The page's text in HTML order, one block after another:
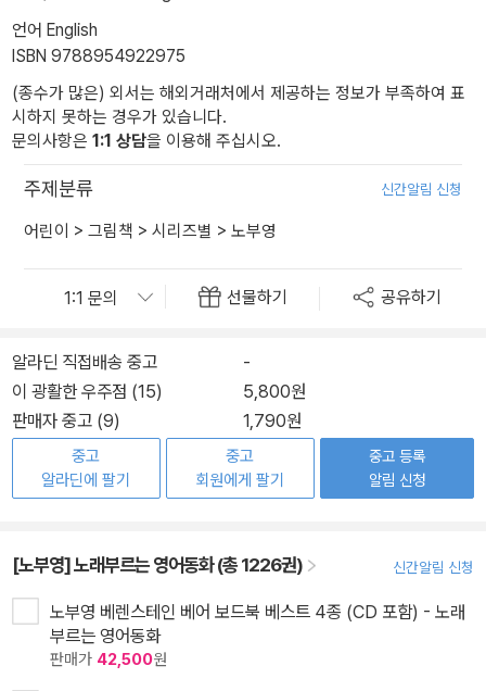
언어 English
ISBN 9788954922975
(종수가 많은) 외서는 해외거래처에서 제공하는 정보가 부족하여 표
시하지 못하는 경우가 있습니다.
문의사항은 1:1 상담을 이용해 주십시오.
주제분류 신간알림 신청
어린이 > 그림책 > 시리즈별 > 노부영
선물하기 공유하기
알라딘 직접배송 중고
-
이 광활한 우주점 (15)
5,800원
판매자 중고 (9)
1,790원
중고
알라딘에 팔기
중고
회원에게 팔기
중고 등록
알림 신청
[노부영] 노래부르는 영어동화 (총 1226권) 신간알림 신청
노부영 베렌스테인 베어 보드북 베스트 4종 (CD 포함) - 노래
부르는 영어동화
판매가 42,500원